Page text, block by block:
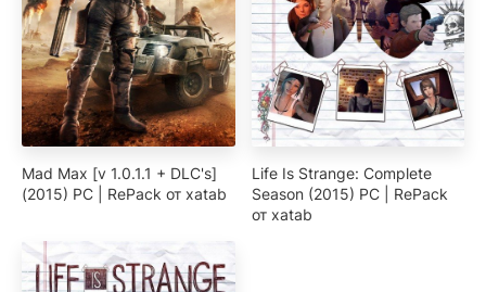
Mad Max [v 1.0.1.1 + DLC's]
(2015) PC | RePack от xatab
Life Is Strange: Complete
Season (2015) PC | RePack
от xatab